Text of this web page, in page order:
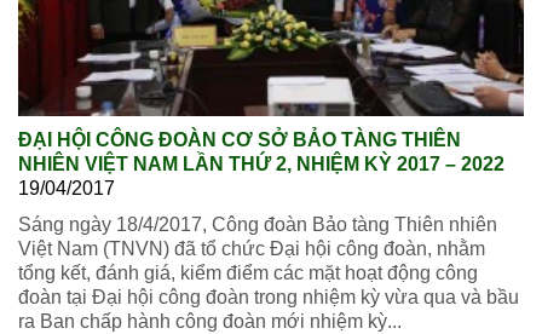
ĐẠI HỘI CÔNG ĐOÀN CƠ SỞ BẢO TÀNG THIÊN
NHIÊN VIỆT NAM LẦN THỨ 2, NHIỆM KỲ 2017 – 2022
19/04/2017
Sáng ngày 18/4/2017, Công đoàn Bảo tàng Thiên nhiên
Việt Nam (TNVN) đã tổ chức Đại hội công đoàn, nhằm
tổng kết, đánh giá, kiểm điểm các mặt hoạt động công
đoàn tại Đại hội công đoàn trong nhiệm kỳ vừa qua và bầu
ra Ban chấp hành công đoàn mới nhiệm kỳ...